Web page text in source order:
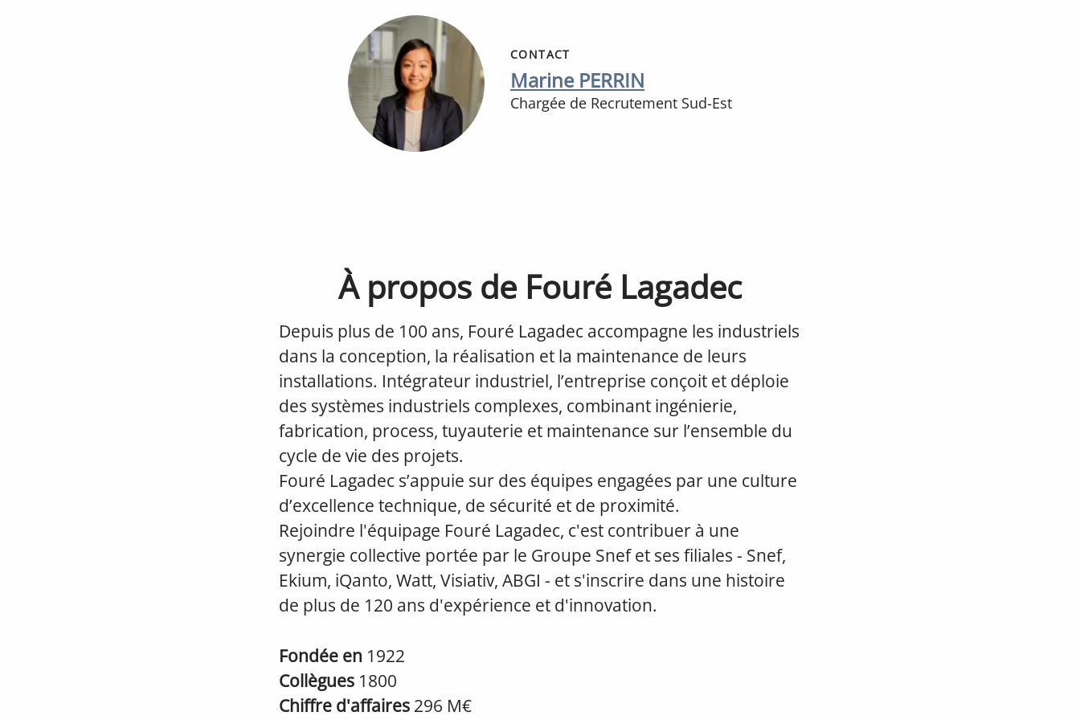
CONTACT
Marine PERRIN
Chargée de Recrutement Sud-Est
À propos de Fouré Lagadec
Depuis plus de 100 ans, Fouré Lagadec accompagne les industriels
dans la conception, la réalisation et la maintenance de leurs
installations. Intégrateur industriel, l’entreprise conçoit et déploie
des systèmes industriels complexes, combinant ingénierie,
fabrication, process, tuyauterie et maintenance sur l’ensemble du
cycle de vie des projets.
Fouré Lagadec s’appuie sur des équipes engagées par une culture
d’excellence technique, de sécurité et de proximité.
Rejoindre l'équipage Fouré Lagadec, c'est contribuer à une
synergie collective portée par le Groupe Snef et ses filiales - Snef,
Ekium, iQanto, Watt, Visiativ, ABGI - et s'inscrire dans une histoire
de plus de 120 ans d'expérience et d'innovation.
Fondée en 1922
Collègues 1800
Chiffre d'affaires 296 M€